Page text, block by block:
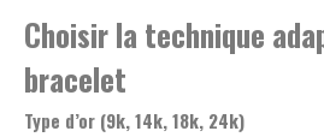
Choisir la technique
bracelet
Type d’or (9k, 14k, 18k, 24k)